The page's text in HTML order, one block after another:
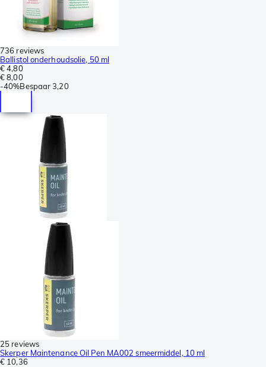
736 reviews
Ballistol onderhoudsolie, 50 ml
€ 4,80
€ 8,00
-40%Bespaar 3,20
25 reviews
Skerper Maintenance Oil Pen MA002 smeermiddel, 10 ml
€ 10,36